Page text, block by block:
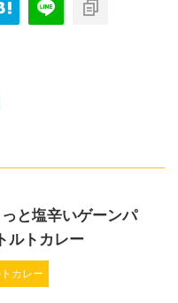
と塩辛いゲーンパ
ルトカレー
カレー